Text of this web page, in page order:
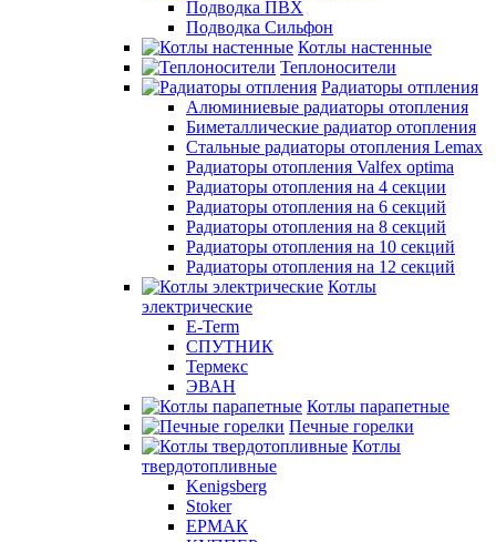
Подводка ПВХ
Подводка Сильфон
Котлы настенные
Теплоносители
Радиаторы отпления
Алюминиевые радиаторы отопления
Биметаллические радиатор отопления
Стальные радиаторы отопления Lemax
Радиаторы отопления Valfex optima
Радиаторы отопления на 4 секции
Радиаторы отопления на 6 секций
Радиаторы отопления на 8 секций
Радиаторы отопления на 10 секций
Радиаторы отопления на 12 секций
Котлы
электрические
E-Term
СПУТНИК
Термекс
ЭВАН
Котлы парапетные
Печные горелки
Котлы
твердотопливные
Kenigsberg
Stoker
ЕРМАК